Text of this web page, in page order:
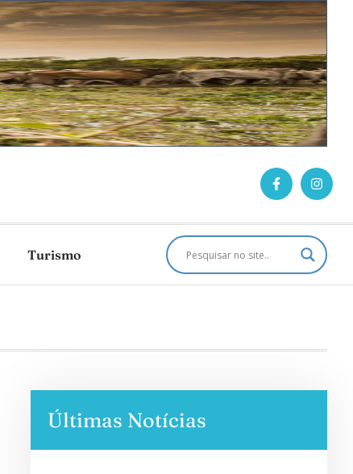
Turismo
Últimas Notícias